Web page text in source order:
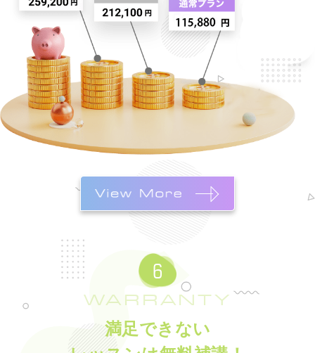
WARRANTY
満足できない